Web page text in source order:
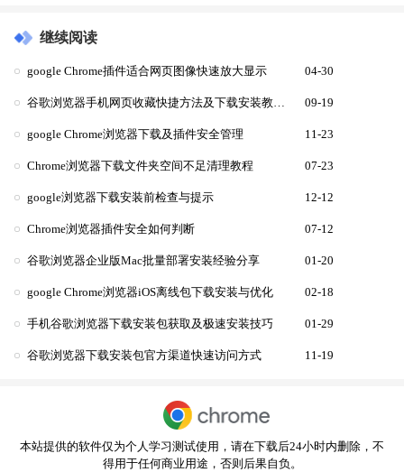
继续阅读
google Chrome插件适合网页图像快速放大显示 04-30
谷歌浏览器手机网页收藏快捷方法及下载安装教程教程 09-19
google Chrome浏览器下载及插件安全管理 11-23
Chrome浏览器下载文件夹空间不足清理教程 07-23
google浏览器下载安装前检查与提示 12-12
Chrome浏览器插件安全如何判断 07-12
谷歌浏览器企业版Mac批量部署安装经验分享 01-20
google Chrome浏览器iOS离线包下载安装与优化 02-18
手机谷歌浏览器下载安装包获取及极速安装技巧 01-29
谷歌浏览器下载安装包官方渠道快速访问方式 11-19
本站提供的软件仅为个人学习测试使用，请在下载后24小时内删除，不
得用于任何商业用途，否则后果自负。